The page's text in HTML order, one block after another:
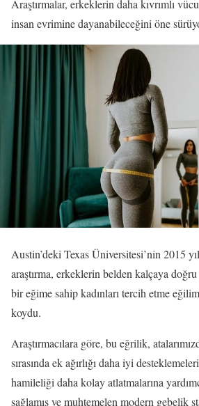
Araştırmalar, erkeklerin daha kıvrımlı
insan evrimine dayanabileceğini öne
Austin’deki Texas Üniversitesi’nin 2015
araştırma, erkeklerin belden kalçaya
bir eğime sahip kadınları tercih etme
koydu.
Araştırmacılara göre, bu eğrilik,
sırasında ek ağırlığı daha iyi
hamileliği daha kolay atlatmalarına
sağlamış ve muhtemelen modern gebelik